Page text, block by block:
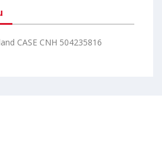
CASE CNH 504235816